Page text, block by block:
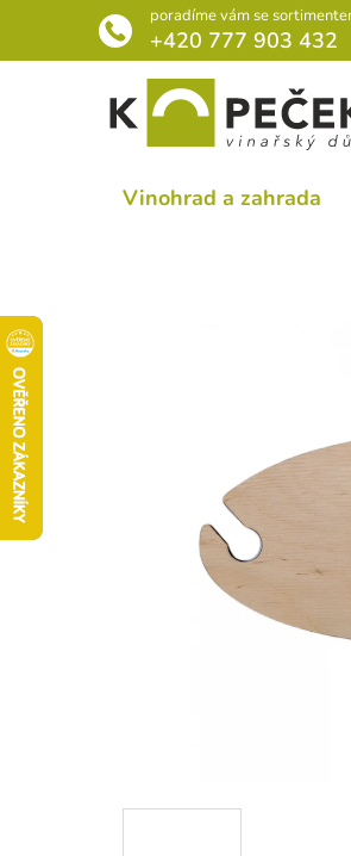
obsah
poradíme vám se
+420 777 903 432
Vinohrad a zahrada